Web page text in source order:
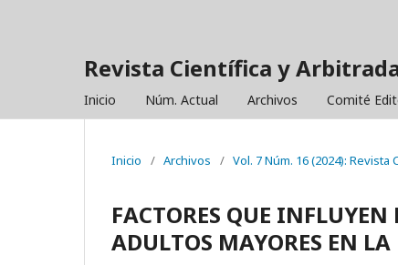
Revista Científica y Arbitrada
Inicio Núm. Actual Archivos Comité
Inicio / Archivos / Vol. 7 Núm. 16 (2024):
FACTORES QUE
ADULTOS MAYORES EN